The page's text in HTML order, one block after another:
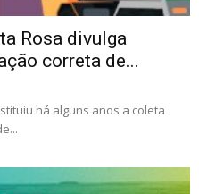
Rosa divulga
correta de...
há alguns anos a coleta